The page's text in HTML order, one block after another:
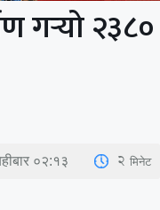
गर्‍यो २३८०
०२:१३ 2 मिनेट